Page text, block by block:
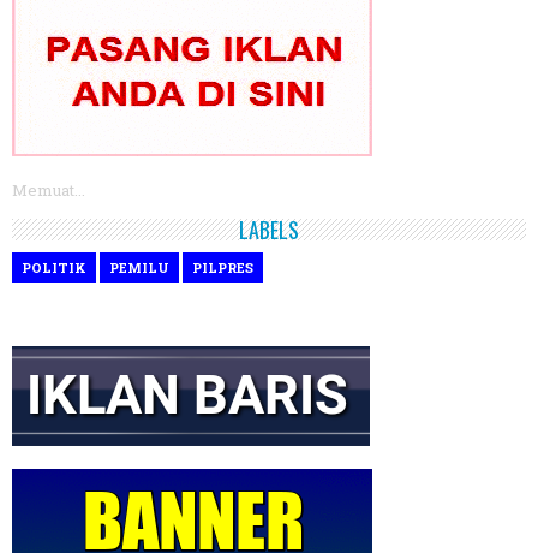
Memuat...
LABELS
POLITIK PEMILU PILPRES